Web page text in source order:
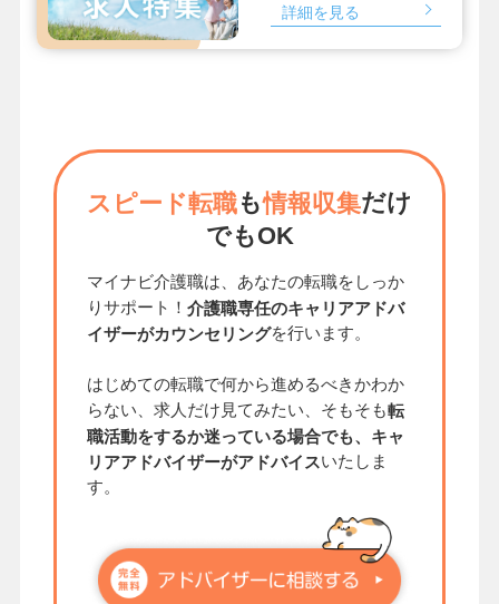
詳細を見る
スピード転職も情報収集だけ
でもOK
マイナビ介護職は、あなたの転職をしっか
りサポート！ 介護職専任のキャリアアドバ
イザーがカウンセリングを行います。
はじめての転職で何から進めるべきかわか
らない、求人だけ見てみたい、そもそも転
職活動をするか迷っている場合でも、キャ
リアアドバイザーがアドバイスいたしま
す。